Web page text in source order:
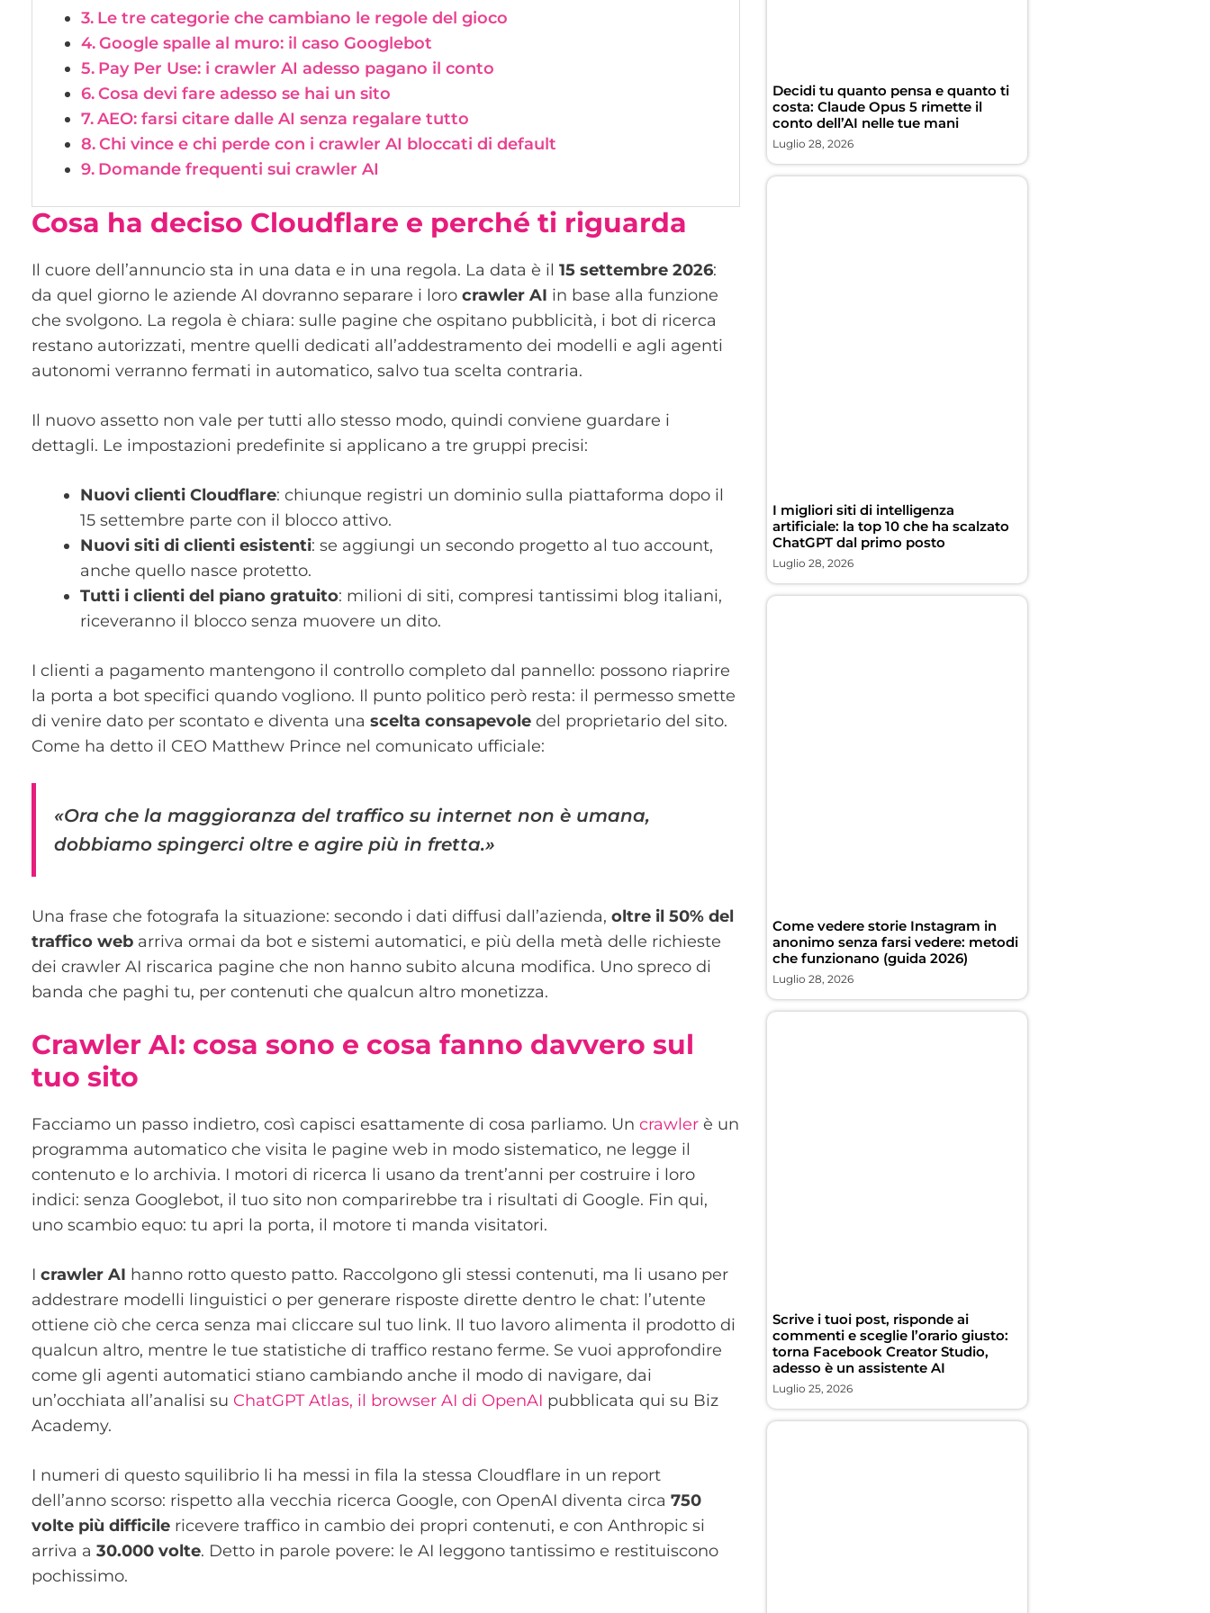
Le tre categorie che cambiano le regole del gioco
Google spalle al muro: il caso Googlebot
Pay Per Use: i crawler AI adesso pagano il conto
Cosa devi fare adesso se hai un sito
AEO: farsi citare dalle AI senza regalare tutto
Chi vince e chi perde con i crawler AI bloccati di default
Domande frequenti sui crawler AI
Cosa ha deciso Cloudflare e perché ti riguarda
Il cuore dell’annuncio sta in una data e in una regola. La data è il 15 settembre 2026:
da quel giorno le aziende AI dovranno separare i loro crawler AI in base alla funzione
che svolgono. La regola è chiara: sulle pagine che ospitano pubblicità, i bot di ricerca
restano autorizzati, mentre quelli dedicati all’addestramento dei modelli e agli agenti
autonomi verranno fermati in automatico, salvo tua scelta contraria.
Il nuovo assetto non vale per tutti allo stesso modo, quindi conviene guardare i
dettagli. Le impostazioni predefinite si applicano a tre gruppi precisi:
Nuovi clienti Cloudflare: chiunque registri un dominio sulla piattaforma dopo il
15 settembre parte con il blocco attivo.
Nuovi siti di clienti esistenti: se aggiungi un secondo progetto al tuo account,
anche quello nasce protetto.
Tutti i clienti del piano gratuito: milioni di siti, compresi tantissimi blog italiani,
riceveranno il blocco senza muovere un dito.
I clienti a pagamento mantengono il controllo completo dal pannello: possono riaprire
la porta a bot specifici quando vogliono. Il punto politico però resta: il permesso smette
di venire dato per scontato e diventa una scelta consapevole del proprietario del sito.
Come ha detto il CEO Matthew Prince nel comunicato ufficiale:
«Ora che la maggioranza del traffico su internet non è umana,
dobbiamo spingerci oltre e agire più in fretta.»
Una frase che fotografa la situazione: secondo i dati diffusi dall’azienda, oltre il 50% del
traffico web arriva ormai da bot e sistemi automatici, e più della metà delle richieste
dei crawler AI riscarica pagine che non hanno subito alcuna modifica. Uno spreco di
banda che paghi tu, per contenuti che qualcun altro monetizza.
Crawler AI: cosa sono e cosa fanno davvero sul
tuo sito
Facciamo un passo indietro, così capisci esattamente di cosa parliamo. Un crawler è un
programma automatico che visita le pagine web in modo sistematico, ne legge il
contenuto e lo archivia. I motori di ricerca li usano da trent’anni per costruire i loro
indici: senza Googlebot, il tuo sito non comparirebbe tra i risultati di Google. Fin qui,
uno scambio equo: tu apri la porta, il motore ti manda visitatori.
I crawler AI hanno rotto questo patto. Raccolgono gli stessi contenuti, ma li usano per
addestrare modelli linguistici o per generare risposte dirette dentro le chat: l’utente
ottiene ciò che cerca senza mai cliccare sul tuo link. Il tuo lavoro alimenta il prodotto di
qualcun altro, mentre le tue statistiche di traffico restano ferme. Se vuoi approfondire
come gli agenti automatici stiano cambiando anche il modo di navigare, dai
un’occhiata all’analisi su ChatGPT Atlas, il browser AI di OpenAI pubblicata qui su Biz
Academy.
I numeri di questo squilibrio li ha messi in fila la stessa Cloudflare in un report
dell’anno scorso: rispetto alla vecchia ricerca Google, con OpenAI diventa circa 750
volte più difficile ricevere traffico in cambio dei propri contenuti, e con Anthropic si
arriva a 30.000 volte. Detto in parole povere: le AI leggono tantissimo e restituiscono
pochissimo.
Decidi tu quanto pensa e quanto ti
costa: Claude Opus 5 rimette il
conto dell’AI nelle tue mani
Luglio 28, 2026
I migliori siti di intelligenza
artificiale: la top 10 che ha scalzato
ChatGPT dal primo posto
Luglio 28, 2026
Come vedere storie Instagram in
anonimo senza farsi vedere: metodi
che funzionano (guida 2026)
Luglio 28, 2026
Scrive i tuoi post, risponde ai
commenti e sceglie l’orario giusto:
torna Facebook Creator Studio,
adesso è un assistente AI
Luglio 25, 2026